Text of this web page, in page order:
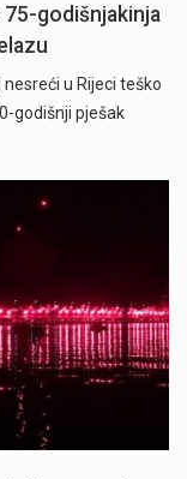
75-godišnjakinja
u Rijeci teško
godišnji pješak